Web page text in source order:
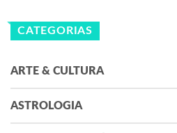
CATEGORIAS
ARTE & CULTURA
ASTROLOGIA